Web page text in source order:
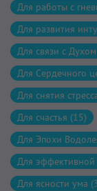
Для работы с
Для развития
Для связи с
Для Сердечного
Для снятия
Для счастья (15)
Для Эпохи
Для
Для ясности ума